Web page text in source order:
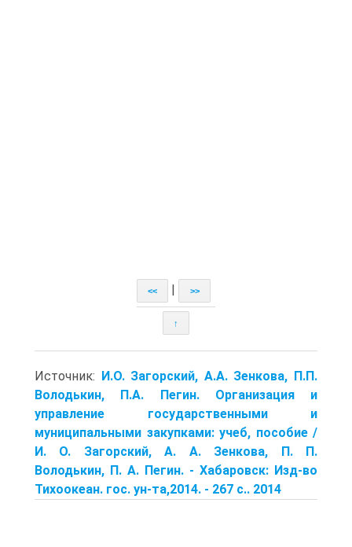
<< | >>
↑
Источник:
И.О. Загорский, А.А. Зенкова, П.П.
Володькин, П.А. Пегин. Организация и
управление государственными и
муниципальными закупками: учеб, пособие /
И. О. Загорский, А. А. Зенкова, П. П.
Володькин, П. А. Пегин. - Хабаровск: Изд-во
Тихоокеан. гос. ун-та,2014. - 267 с.. 2014